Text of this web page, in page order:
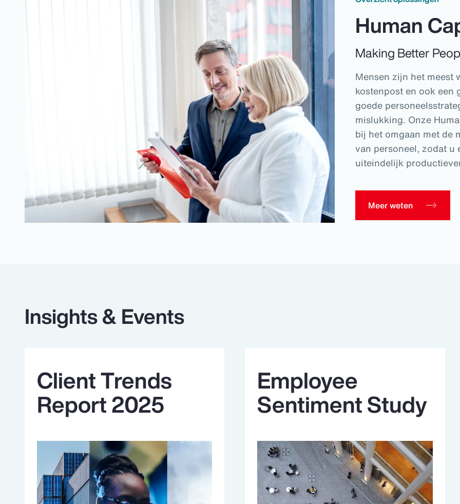
Human
Making Better
Mensen zijn het meest
kostenpost en ook een
goede
mislukking. Onze
bij het omgaan met de
van personeel, zodat u
uiteindelijk
Meer weten
Insights & Events
Meer weten
Client Trends
Report 2025
Employee
Sentiment Study